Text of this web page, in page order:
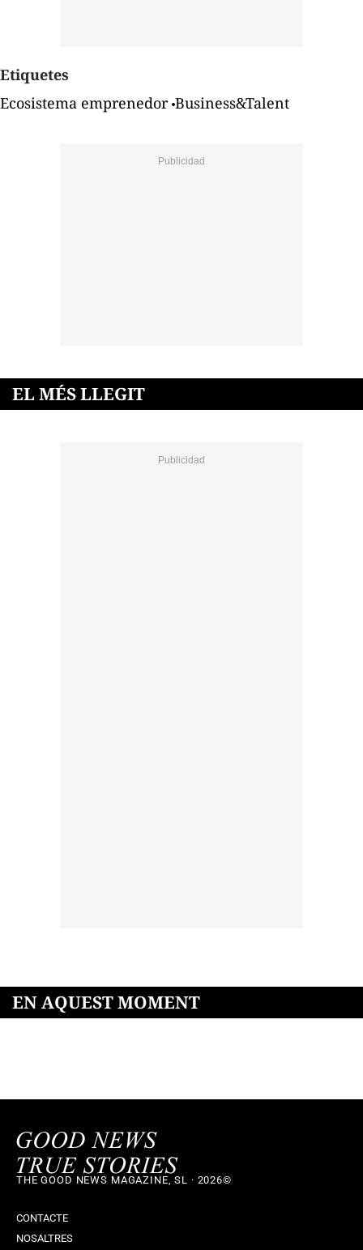
Etiquetes
Ecosistema emprenedor Business&Talent
EL MÉS LLEGIT
EN AQUEST MOMENT
THE GOOD NEWS MAGAZINE, SL · 2026©
CONTACTE
NOSALTRES